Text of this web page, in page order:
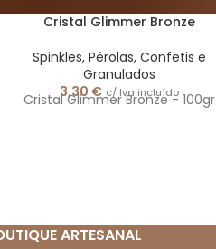
Cristal Glimmer Bronze
Spinkles, Pérolas, Confetis e
Granulados
3,30 € c/ Iva incluído
Cristal Glimmer Bronze - 100gr
ARTESANAL